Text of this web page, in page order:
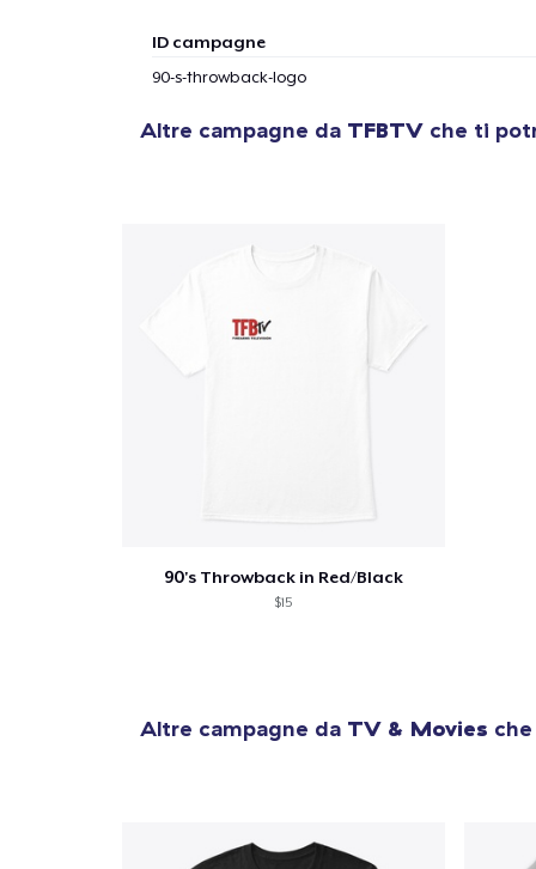
ID campagne
90-s-throwback-logo
Altre campagne da TFBTV che ti
90's Throwback in Red/Black
$15
Altre campagne da TV & Movies